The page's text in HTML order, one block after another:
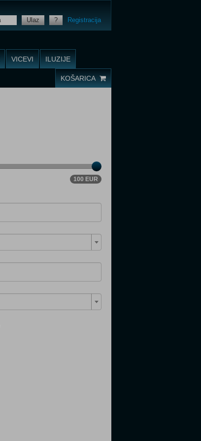
Ulaz ? Registracija
VICEVI ILUZIJE
KOŠARICA
100 EUR